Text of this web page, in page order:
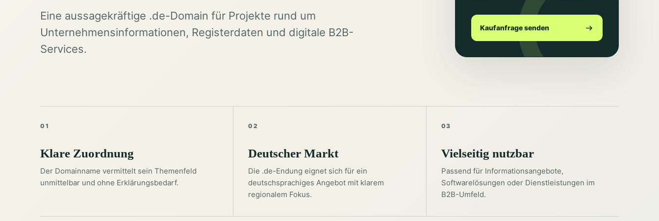
Eine aussagekräftige .de-Domain für Projekte rund um
Unternehmensinformationen, Registerdaten und digitale B2B-
Services.
Kaufanfrage senden
01
Klare Zuordnung
Der Domainname vermittelt sein Themenfeld
unmittelbar und ohne Erklärungsbedarf.
02
Deutscher Markt
Die .de-Endung eignet sich für ein
deutschsprachiges Angebot mit klarem
regionalem Fokus.
03
Vielseitig nutzbar
Passend für Informationsangebote,
Softwarelösungen oder Dienstleistungen im
B2B-Umfeld.